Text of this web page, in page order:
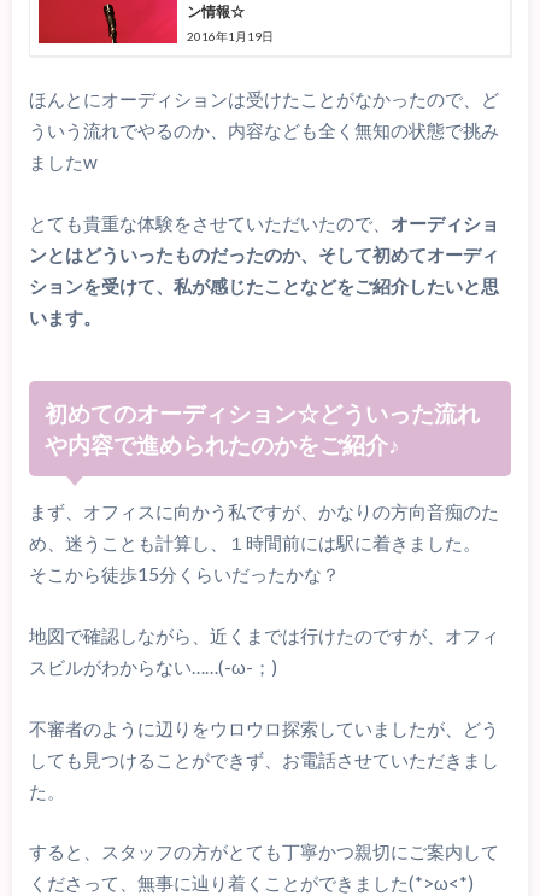
ン情報☆
2016年1月19日
ほんとにオーディションは受けたことがなかったので、ど
ういう流れでやるのか、内容なども全く無知の状態で挑み
ましたw
とても貴重な体験をさせていただいたので、 オーディショ
ンとはどういったものだったのか、そして初めてオーディ
ションを受けて、私が感じたことなどをご紹介したいと思
います。
初めてのオーディション☆どういった流れ
や内容で進められたのかをご紹介♪
まず、オフィスに向かう私ですが、かなりの方向音痴のた
め、迷うことも計算し、１時間前には駅に着きました。
そこから徒歩15分くらいだったかな？
地図で確認しながら、近くまでは行けたのですが、オフィ
スビルがわからない……(-ω-；)
不審者のように辺りをウロウロ探索していましたが、どう
しても見つけることができず、お電話させていただきまし
た。
すると、スタッフの方がとても丁寧かつ親切にご案内して
くださって、無事に辿り着くことができました(*>ω<*)